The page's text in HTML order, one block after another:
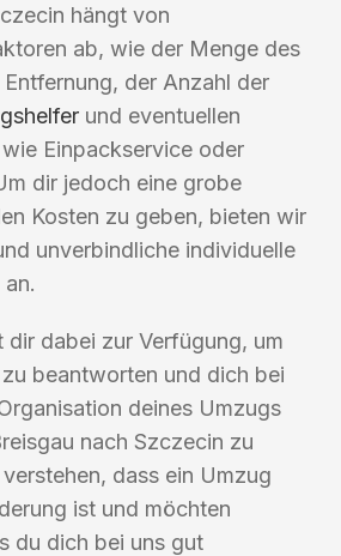
hängt von
ab, wie der Menge des
der Anzahl der
und eventuellen
Einpackservice oder
dir jedoch eine grobe
Kosten zu geben, bieten wir
unverbindliche individuelle
dir dabei zur Verfügung, um
beantworten und dich bei
deines Umzugs
nach Szczecin zu
dass ein Umzug
ist und möchten
du dich bei uns gut